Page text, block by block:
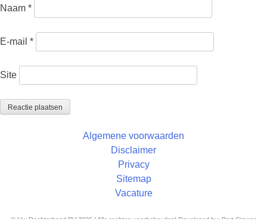
Naam *
E-mail *
Site
Algemene voorwaarden
Disclaimer
Privacy
Sitemap
Vacature
© Uw Rechterhand BV 2026 | Alle rechten voorbehouden| Developed by: Bart Simons